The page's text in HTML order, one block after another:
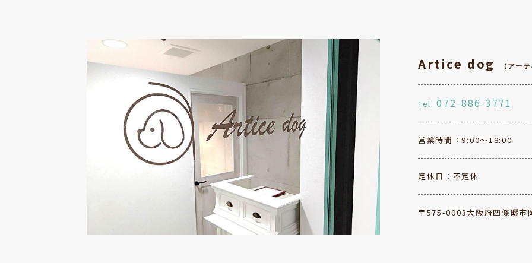
Artice dog （アー
Tel.072-886-3771
営業時間：9:00～18:00
定休日：不定休
〒575-0003大阪府四條畷